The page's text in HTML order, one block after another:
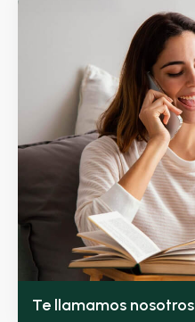
Te llamamos nosotros